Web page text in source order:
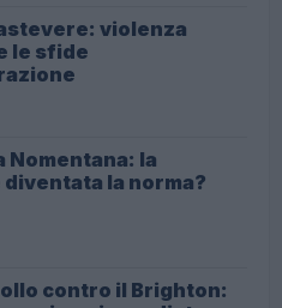
violenza
le sfide
Nomentana: la
la norma?
contro il Brighton: